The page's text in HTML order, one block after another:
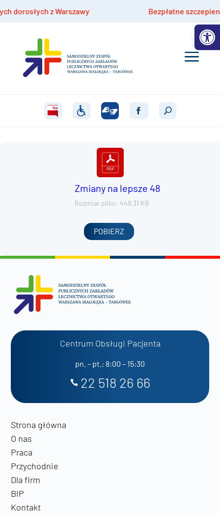
z Warszawy Bezpłatne szczepienia
Zmiany na lepsze 48
Rozmiar pliku: 449.31 KB
POBIERZ
Centrum Obsługi Pacjenta
pn. – pt.: 8:00 – 15:30
22 518 26 66
Strona główna
O nas
Praca
Przychodnie
Dla firm
BIP
Kontakt